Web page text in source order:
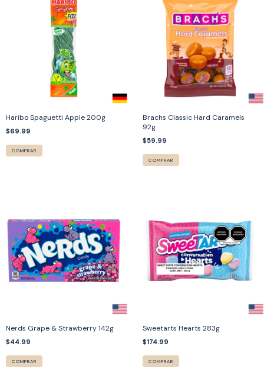
Haribo Spaguetti Apple 200g
$69.99
COMPRAR
Brachs Classic Hard Caramels
92g
$59.99
COMPRAR
Nerds Grape & Strawberry 142g
$44.99
COMPRAR
Sweetarts Hearts 283g
$174.99
COMPRAR